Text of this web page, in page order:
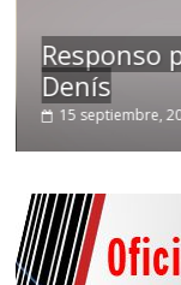
Responso
Denís
15 septiembre,